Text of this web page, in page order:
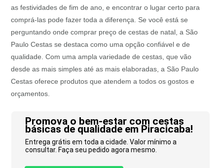
as festividades de fim de ano, e encontrar o lugar certo para
comprá-las pode fazer toda a diferença. Se você está se
perguntando onde comprar preço de cestas de natal, a São
Paulo Cestas se destaca como uma opção confiável e de
qualidade. Com uma ampla variedade de cestas, que vão
desde as mais simples até as mais elaboradas, a São Paulo
Cestas oferece produtos que atendem a todos os gostos e
orçamentos.
Promova o bem-estar com cestas
básicas de qualidade em Piracicaba!
Entrega grátis em toda a cidade. Valor mínimo a
consultar. Faça seu pedido agora mesmo.